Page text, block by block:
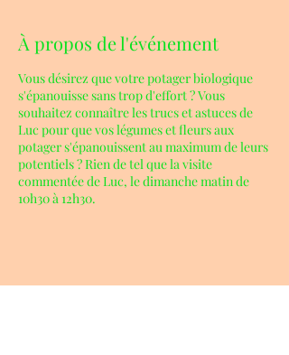
À propos de l'événement
Vous désirez que votre potager biologique
s'épanouisse sans trop d'effort ? Vous
souhaitez connaître les trucs et astuces de
Luc pour que vos légumes et fleurs aux
potager s'épanouissent au maximum de leurs
potentiels ? Rien de tel que la visite
commentée de Luc, le dimanche matin de
10h30 à 12h30.